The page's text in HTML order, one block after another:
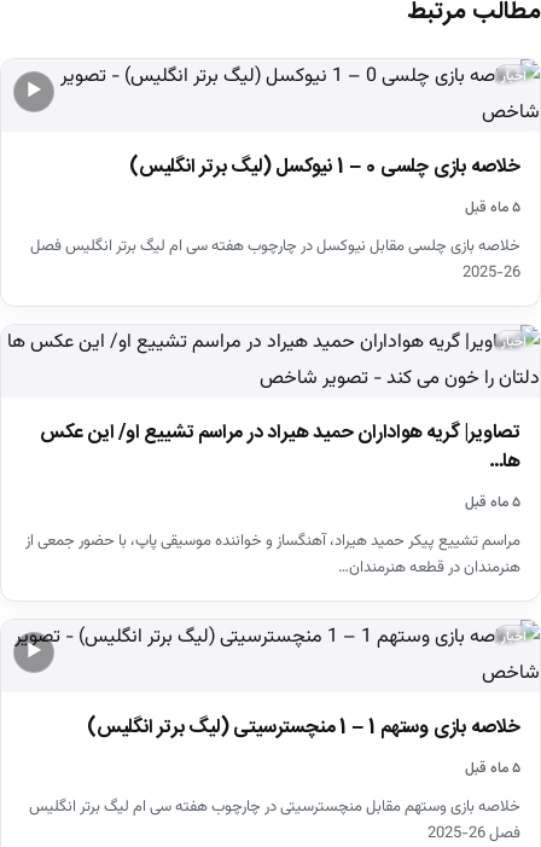
مطالب مرتبط
▶
اخبار
خلاصه بازی چلسی 0 – 1 نیوکسل (لیگ برتر انگلیس)
۵ ماه قبل
خلاصه بازی چلسی مقابل نیوکسل در چارچوب هفته سی ام لیگ برتر انگلیس فصل
26-2025
اخبار
تصاویر| گریه هواداران حمید هیراد در مراسم تشییع او/ این عکس
ها…
۵ ماه قبل
مراسم تشییع پیکر حمید هیراد، آهنگساز و خواننده موسیقی پاپ، با حضور جمعی از
هنرمندان در قطعه هنرمندان…
▶
اخبار
خلاصه بازی وستهم 1 – 1 منچسترسیتی (لیگ برتر انگلیس)
۵ ماه قبل
خلاصه بازی وستهم مقابل منچسترسیتی در چارچوب هفته سی ام لیگ برتر انگلیس
فصل 26-2025